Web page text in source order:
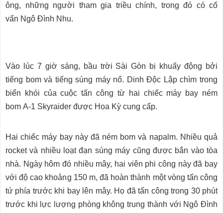
ông, những người tham gia triều chính, trong đó có cố
vấn Ngô Đình Nhu.
Vào lúc 7 giờ sáng, bầu trời Sài Gòn bị khuấy động bởi
tiếng bom và tiếng súng máy nổ. Dinh Độc Lập chìm trong
biển khói của cuộc tấn công từ hai chiếc máy bay ném
bom A-1 Skyraider được Hoa Kỳ cung cấp.
Hai chiếc máy bay này đã ném bom và napalm. Nhiều quả
rocket và nhiều loạt đạn súng máy cũng được bắn vào tòa
nhà. Ngày hôm đó nhiều mây, hai viên phi công này đã bay
với độ cao khoảng 150 m, đã hoàn thành một vòng tấn công
tứ phía trước khi bay lên mây. Họ đã tấn công trong 30 phút
trước khi lực lượng phòng không trung thành với Ngô Đình